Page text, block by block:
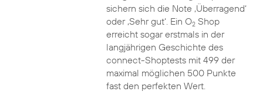
sichern sich die Note ‚Überragend‘
oder ‚Sehr gut‘. Ein O2Shop
erreicht sogar erstmals in der
langjährigen Geschichte des
connect-Shoptests mit 499 der
maximal möglichen 500 Punkte
fast den perfekten Wert.